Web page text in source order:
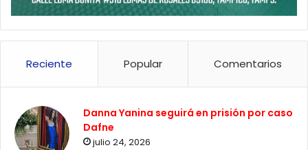
Reciente Popular Comentarios
Danna Yanina seguirá en prisión por caso
Dafne
julio 24, 2026